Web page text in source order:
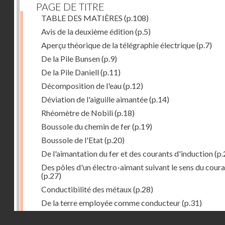
PAGE DE TITRE
TABLE DES MATIÈRES (p.108)
Avis de la deuxième édition(p.5)
Aperçu théorique de la télégraphie électrique(p.7)
De la Pile Bunsen(p.9)
De la Pile Daniell(p.11)
Décomposition de l'eau(p.12)
Déviation de l'aiguille aimantée(p.14)
Rhéomètre de Nobili(p.18)
Boussole du chemin de fer(p.19)
Boussole de l'Etat(p.20)
De l'aimantation du fer et des courants d'induction
Des pôles d'un électro-aimant suivant le sens du
(p.27)
Conductibilité des métaux(p.28)
De la terre employée comme conducteur(p.31)